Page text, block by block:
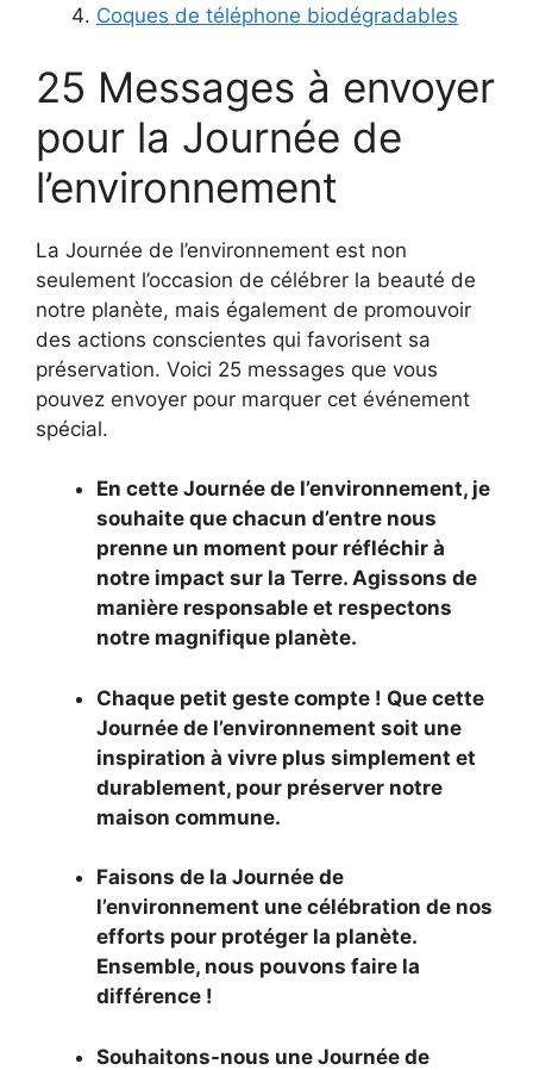
Coques de téléphone biodégradables
25 Messages à envoyer
pour la Journée de
l’environnement
La Journée de l’environnement est non
seulement l’occasion de célébrer la beauté de
notre planète, mais également de promouvoir
des actions conscientes qui favorisent sa
préservation. Voici 25 messages que vous
pouvez envoyer pour marquer cet événement
spécial.
En cette Journée de l’environnement, je
souhaite que chacun d’entre nous
prenne un moment pour réfléchir à
notre impact sur la Terre. Agissons de
manière responsable et respectons
notre magnifique planète.
Chaque petit geste compte ! Que cette
Journée de l’environnement soit une
inspiration à vivre plus simplement et
durablement, pour préserver notre
maison commune.
Faisons de la Journée de
l’environnement une célébration de nos
efforts pour protéger la planète.
Ensemble, nous pouvons faire la
différence !
Souhaitons-nous une Journée de